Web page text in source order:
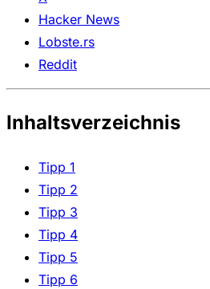
Hacker News
Lobste.rs
Reddit
Inhaltsverzeichnis
Tipp 1
Tipp 2
Tipp 3
Tipp 4
Tipp 5
Tipp 6